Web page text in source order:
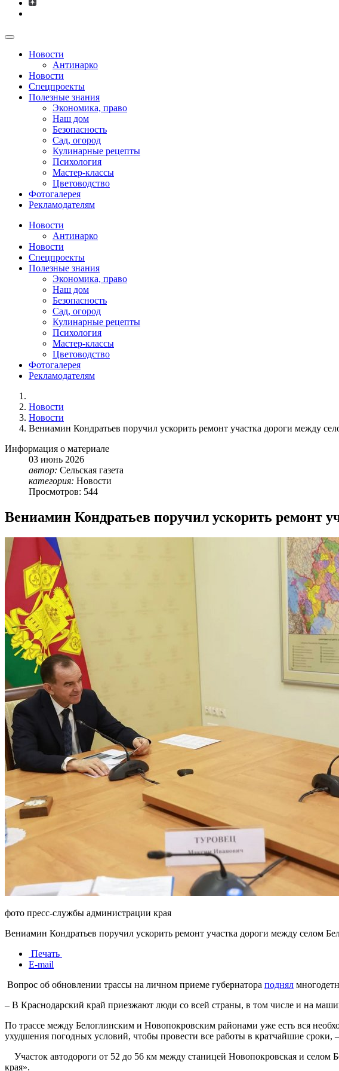
Новости
Антинарко
Новости
Спецпроекты
Полезные знания
Экономика, право
Наш дом
Безопасность
Сад, огород
Кулинарные рецепты
Психология
Мастер-классы
Цветоводство
Фотогалерея
Рекламодателям
Новости
Антинарко
Новости
Спецпроекты
Полезные знания
Экономика, право
Наш дом
Безопасность
Сад, огород
Кулинарные рецепты
Психология
Мастер-классы
Цветоводство
Фотогалерея
Рекламодателям
Новости
Новости
Вениамин Кондратьев поручил ускорить ремонт участка дороги между
Информация о материале
03 июнь 2026
автор: Сельская газета
категория: Новости
Просмотров: 544
Вениамин Кондратьев поручил ускорить ремонт
фото пресс-службы администрации края
Вениамин Кондратьев поручил ускорить ремонт участка дороги между селом
Печать
E-mail
Вопрос об обновлении трассы на личном приеме губернатора поднял
– В Краснодарский край приезжают люди со всей страны, в том числе и на
По трассе между Белоглинским и Новопокровским районами уже есть вся
ухудшения погодных условий, чтобы провести все работы в кратчайшие сроки,
Участок автодороги от 52 до 56 км между станицей Новопокровская и селом
края».